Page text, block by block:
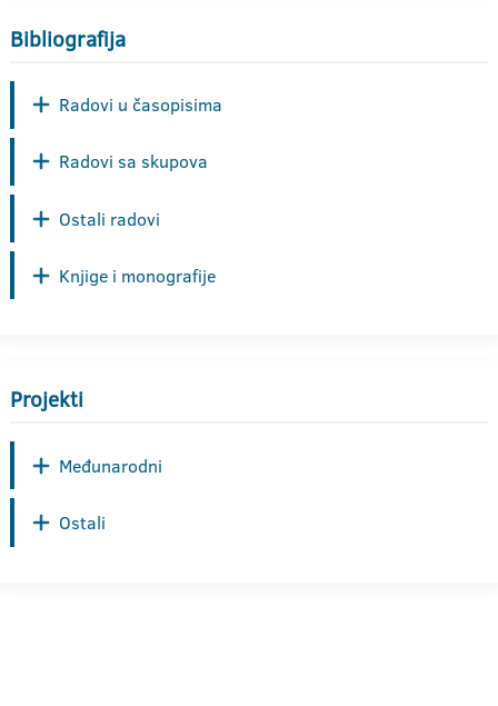
Bibliografija
Radovi u časopisima
Radovi sa skupova
Ostali radovi
Knjige i monografije
Projekti
Međunarodni
Ostali